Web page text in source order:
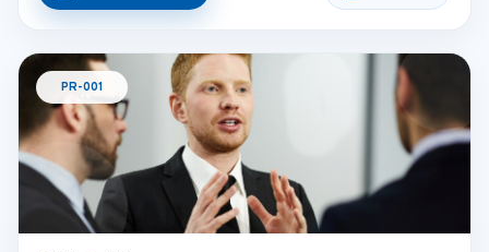
PR-001